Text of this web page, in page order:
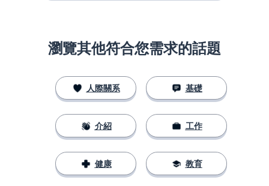
瀏覽其他符合您需求的話題
人際關系
介紹
健康
基礎
工作
教育